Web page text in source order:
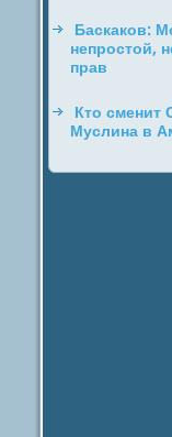
Баскаков:
непростой,
прав
Кто
Муслина в